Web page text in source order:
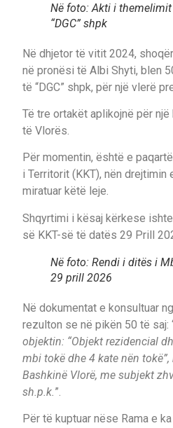
Në foto: Akti i
“DGC” shpk
Në dhjetor të vitit 2024,
në pronësi të Albi Shyti, blen
të “DGC” shpk, për një vlerë
Të tre ortakët aplikojnë për
të Vlorës.
Për momentin, është e
i Territorit (KKT), nën drejtimin
miratuar këtë leje.
Shqyrtimi i kësaj kërkese
së KKT-së të datës 29 Prill
Në foto: Rendi i ditës i
29 prill 2026
Në dokumentat e konsultuar
rezulton se në pikën 50 të saj:
objektin: “Objekt rezidencial
mbi tokë dhe 4 kate nën
Bashkinë Vlorë, me subjekt
sh.p.k. ”.
Për të kuptuar nëse Rama e